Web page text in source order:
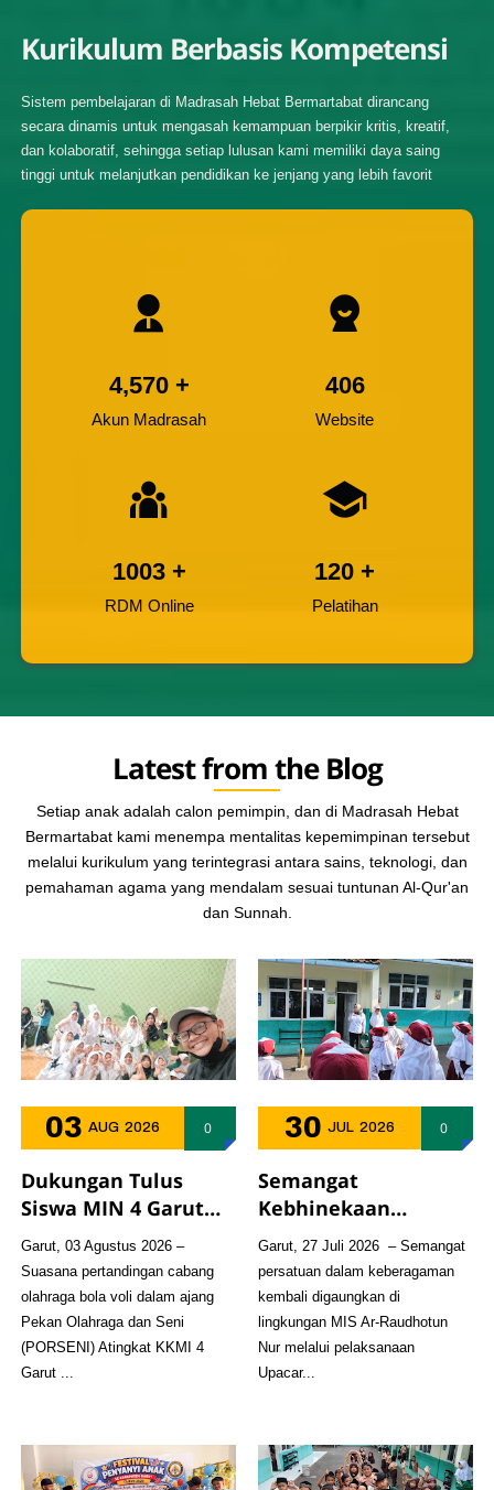
Kurikulum Berbasis Kompetensi
Sistem pembelajaran di Madrasah Hebat Bermartabat dirancang
secara dinamis untuk mengasah kemampuan berpikir kritis, kreatif,
dan kolaboratif, sehingga setiap lulusan kami memiliki daya saing
tinggi untuk melanjutkan pendidikan ke jenjang yang lebih favorit
4,570 +
Akun Madrasah
406
Website
1003 +
RDM Online
120 +
Pelatihan
Latest from the Blog
Setiap anak adalah calon pemimpin, dan di Madrasah Hebat
Bermartabat kami menempa mentalitas kepemimpinan tersebut
melalui kurikulum yang terintegrasi antara sains, teknologi, dan
pemahaman agama yang mendalam sesuai tuntunan Al-Qur'an
dan Sunnah.
03 AUG 2026 0
Dukungan Tulus
Siswa MIN 4 Garut
Warnai Semangat
PORSENI, Bukti
Madrasah Negeri
dan Swasta Bersatu
dalam Sportivitas
Garut, 03 Agustus 2026 –
Suasana pertandingan cabang
olahraga bola voli dalam ajang
Pekan Olahraga dan Seni
(PORSENI) Atingkat KKMI 4
Garut ...
30 JUL 2026 0
Semangat
Kebhinekaan
Menggema dalam
Upacara Bendera di
MIS Ar-Raudhotun
Nur
Garut, 27 Juli 2026 – Semangat
persatuan dalam keberagaman
kembali digaungkan di
lingkungan MIS Ar-Raudhotun
Nur melalui pelaksanaan
Upacar...